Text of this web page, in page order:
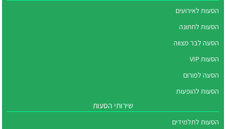
הסעות לאירועים
הסעות לחתונה
הסעה לבר מצווה
הסעות VIP
הסעה לפורום
הסעות להופעות
שירותי הסעות
הסעות לתלמידים